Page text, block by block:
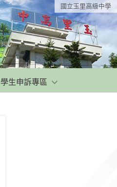
國立玉里高級中學
學生申訴專區